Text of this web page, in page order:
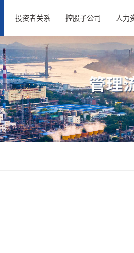
投资者关系 控股子公司 人力